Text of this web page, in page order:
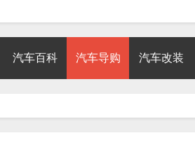
汽车百科 汽车导购 汽车改装